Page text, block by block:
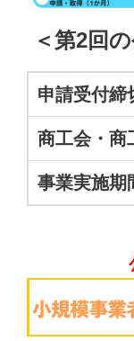
＜第2回
申請
商工会・
事業実施期